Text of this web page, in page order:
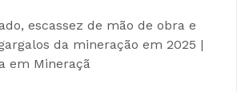
escassez de mão de obra e
da mineração em 2025 |
em Mineraçã